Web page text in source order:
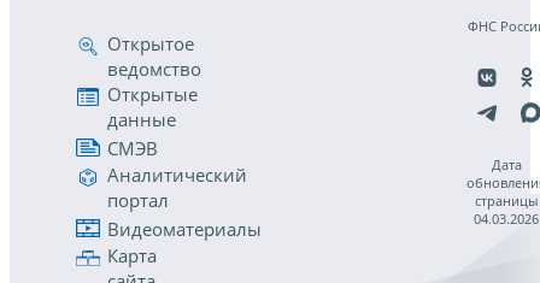
Открытое
ведомство
Открытые
данные
СМЭВ
Аналитический
портал
Видеоматериалы
Карта
ФНС
Дата
страницы
04.03.2026